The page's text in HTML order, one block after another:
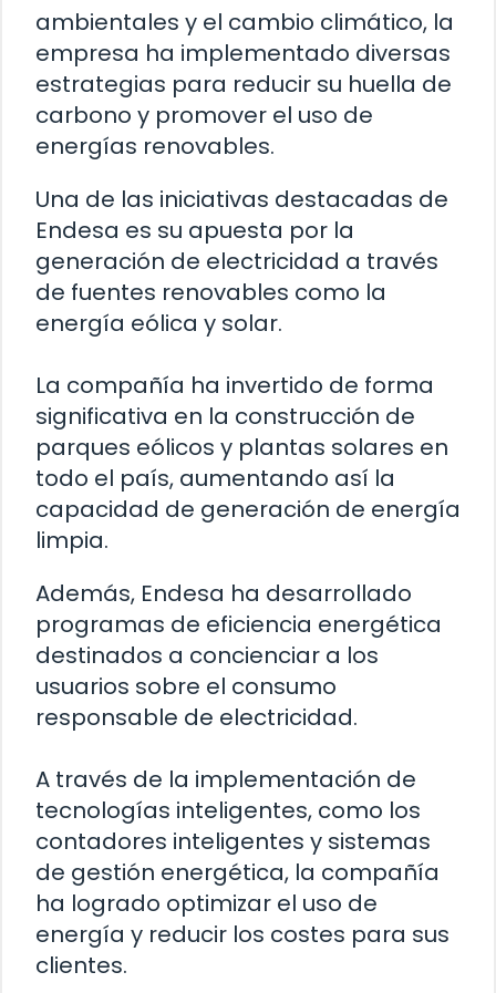
ambientales y el cambio climático, la
empresa ha implementado diversas
estrategias para reducir su huella de
carbono y promover el uso de
energías renovables.
Una de las iniciativas destacadas de
Endesa es su apuesta por la
generación de electricidad a través
de fuentes renovables como la
energía eólica y solar.
La compañía ha invertido de forma
significativa en la construcción de
parques eólicos y plantas solares en
todo el país, aumentando así la
capacidad de generación de energía
limpia.
Además, Endesa ha desarrollado
programas de eficiencia energética
destinados a concienciar a los
usuarios sobre el consumo
responsable de electricidad.
A través de la implementación de
tecnologías inteligentes, como los
contadores inteligentes y sistemas
de gestión energética, la compañía
ha logrado optimizar el uso de
energía y reducir los costes para sus
clientes.